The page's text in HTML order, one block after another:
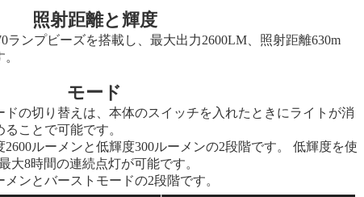
照射距離と輝度
ランプビーズを搭載し、最大出力2600LM、照射距離630m
モード
の切り替えは、本体のスイッチを入れたときにライトが消
ことで可能です。
ルーメンと低輝度300ルーメンの2段階です。 低輝度を使
大8時間の連続点灯が可能です。
ンとバーストモードの2段階です。